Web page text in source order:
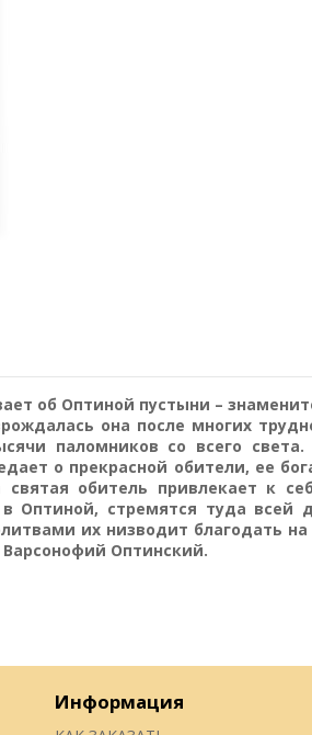
об Оптиной пустыни –
она после многих
паломников со всего
о прекрасной обители, ее
обитель привлекает к
Оптиной, стремятся туда
их низводит благодать
Варсонофий Оптинский.
Информация